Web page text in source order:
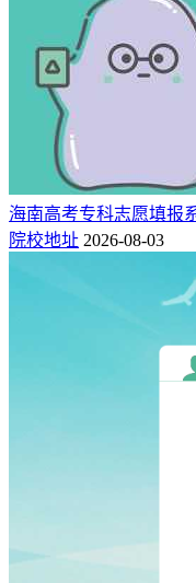
海南高考专科志愿填报
院校地址 2026-08-03